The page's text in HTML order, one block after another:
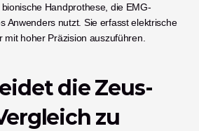
Handprothese, die EMG-
Anwenders nutzt. Sie erfasst elektrische
hoher Präzision auszuführen.
die Zeus-
zu